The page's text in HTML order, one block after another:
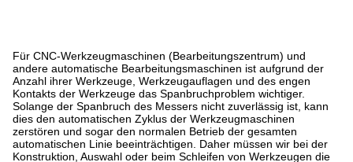
Für CNC-Werkzeugmaschinen (Bearbeitungszentrum) und
andere automatische Bearbeitungsmaschinen ist aufgrund der
Anzahl ihrer Werkzeuge, Werkzeugauflagen und des engen
Kontakts der Werkzeuge das Spanbruchproblem wichtiger.
Solange der Spanbruch des Messers nicht zuverlässig ist, kann
dies den automatischen Zyklus der Werkzeugmaschinen
zerstören und sogar den normalen Betrieb der gesamten
automatischen Linie beeinträchtigen. Daher müssen wir bei der
Konstruktion, Auswahl oder beim Schleifen von Werkzeugen die